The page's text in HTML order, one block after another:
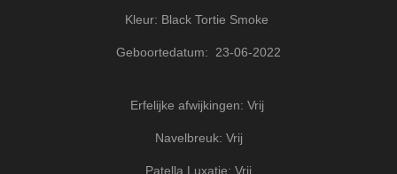
Kleur: Black Tortie Smoke
Geboortedatum: 23-06-2022
Erfelijke afwijkingen: Vrij
Navelbreuk: Vrij
Patella Luxatie: Vrij